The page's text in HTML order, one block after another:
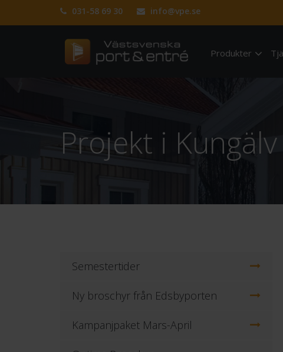
031-58 69 30 info@vpe.se
Produkter
Projekt i Kungälv
Semestertider
Ny broschyr från Edsbyporten
Kampanjpaket Mars-April